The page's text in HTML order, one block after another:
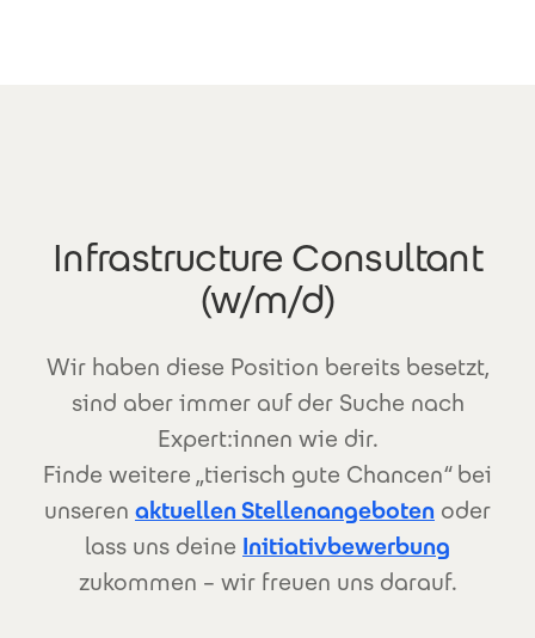
Infrastructure Consultant
(w/m/d)
Wir haben diese Position bereits besetzt,
sind aber immer auf der Suche nach
Expert:innen wie dir.
Finde weitere „tierisch gute Chancen“ bei
unseren aktuellen Stellenangeboten oder
lass uns deine Initiativbewerbung
zukommen – wir freuen uns darauf.